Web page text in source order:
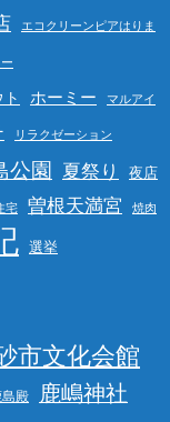
エコクリーンピアはりま
ホーミー マルアイ
リラクゼーション
公園 夏祭り 夜店
宅 曽根天満宮 焼肉
選挙
市文化会館
島殿 鹿嶋神社